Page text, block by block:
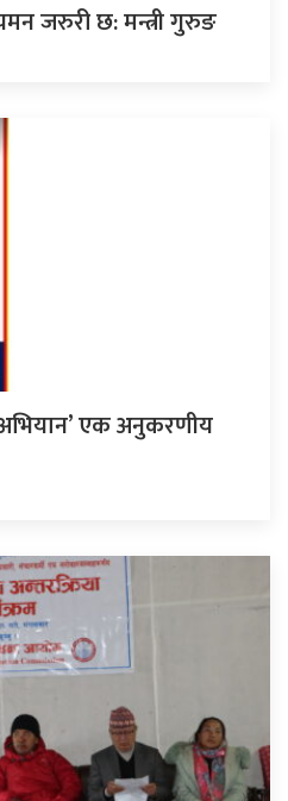
जरुरी छ: मन्त्री गुरुङ
एक अनुकरणीय